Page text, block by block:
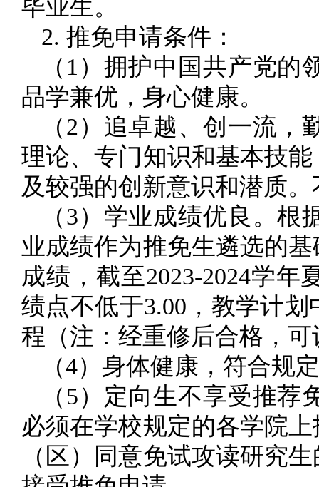
毕业生。
2. 推免申请条件：
（1）拥护中国共产党
品学兼优，身心健康。
（2）追卓越、创一流
理论、专门知识和基本技
及较强的创新意识和潜质
（3）学业成绩优良。
业成绩作为推免生遴选的
成绩，截至2023-2024学
绩点不低于3.00，教学计
程（注：经重修后合格，
（4）身体健康，符合规
（5）定向生不享受推
必须在学校规定的各学院
（区）同意免试攻读研究